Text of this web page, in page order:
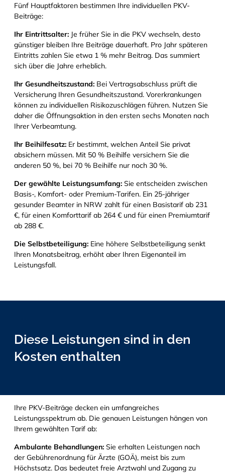
Fünf Hauptfaktoren bestimmen Ihre individuellen PKV-
Beiträge:
Ihr Eintrittsalter: Je früher Sie in die PKV wechseln, desto
günstiger bleiben Ihre Beiträge dauerhaft. Pro Jahr späteren
Eintritts zahlen Sie etwa 1 % mehr Beitrag. Das summiert
sich über die Jahre erheblich.
Ihr Gesundheitszustand: Bei Vertragsabschluss prüft die
Versicherung Ihren Gesundheitszustand. Vorerkrankungen
können zu individuellen Risikozuschlägen führen. Nutzen Sie
daher die Öffnungsaktion in den ersten sechs Monaten nach
Ihrer Verbeamtung.
Ihr Beihilfesatz: Er bestimmt, welchen Anteil Sie privat
absichern müssen. Mit 50 % Beihilfe versichern Sie die
anderen 50 %, bei 70 % Beihilfe nur noch 30 %.
Der gewählte Leistungsumfang: Sie entscheiden zwischen
Basis-, Komfort- oder Premium-Tarifen. Ein 25-jähriger
gesunder Beamter in NRW zahlt für einen Basistarif ab 231
€, für einen Komforttarif ab 264 € und für einen Premiumtarif
ab 288 €.
Die Selbstbeteiligung: Eine höhere Selbstbeteiligung senkt
Ihren Monatsbeitrag, erhöht aber Ihren Eigenanteil im
Leistungsfall.
Diese Leistungen sind in den
Kosten enthalten
Ihre PKV-Beiträge decken ein umfangreiches
Leistungsspektrum ab. Die genauen Leistungen hängen von
Ihrem gewählten Tarif ab:
Ambulante Behandlungen: Sie erhalten Leistungen nach
der Gebührenordnung für Ärzte (GOÄ), meist bis zum
Höchstsatz. Das bedeutet freie Arztwahl und Zugang zu